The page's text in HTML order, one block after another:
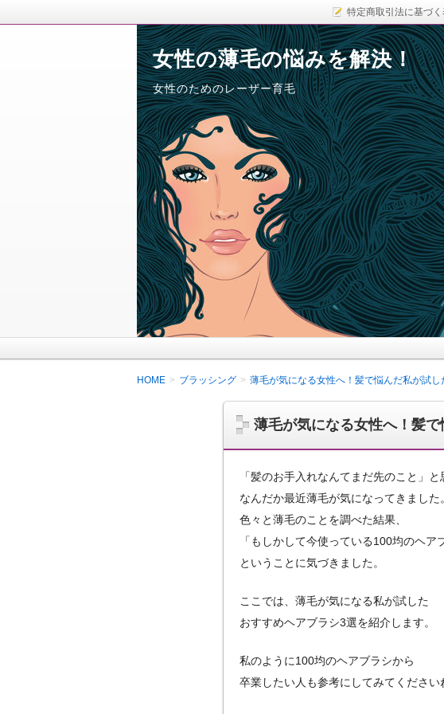
特定商取引法に基づ
女性の薄毛の悩みを解決！
女性のためのレーザー育毛
HOME ブラッシング 薄毛が気になる女性へ！髪で悩んだ私が試
薄毛が気になる女性へ！髪
「髪のお手入れなんてまだ先のこと」と
なんだか最近薄毛が気になってきました。
色々と薄毛のことを調べた結果、
「もしかして今使っている100均のヘア
ということに気づきました。
ここでは、薄毛が気になる私が試した
おすすめヘアブラシ3選を紹介します。
私のように100均のヘアブラシから
卒業したい人も参考にしてみてください